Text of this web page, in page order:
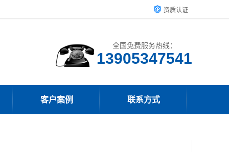
资质认证
全国免费服务热线：
13905347541
客户案例 联系方式